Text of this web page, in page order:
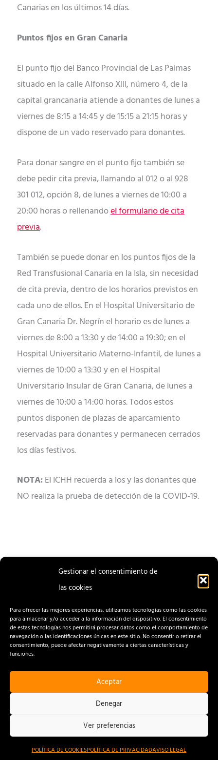
Gestionar el consentimiento de
las cookies
Para ofrecer las mejores experiencias, utilizamos tecnologías como las cookies
para almacenar y/o acceder a la información del dispositivo. El consentimiento
de estas tecnologías nos permitirá procesar datos como el comportamiento de
navegación o las identificaciones únicas en este sitio. No consentir o retirar el
consentimiento, puede afectar negativamente a ciertas características y
funciones.
Aceptar
Denegar
Ver preferencias
POLÍTICA DE COOKIESPOLÍTICA DE PRIVACIDADAVISO LEGAL
Canarias en los últimos 14 días.
Puntos fijos en Gran Canaria
El punto fijo del Banco Provincial de Las Palmas
situado en la calle Alfonso XIII, número 4, de la
capital grancanaria atiende a donantes de lunes a
viernes de 8:15 a 14:45 y de 15:15 a 21:15 horas y
dispone de un vado reservado para donantes.
Para donar sangre en el punto fijo también se
debe pedir cita previa, llamando al 012 o al 928
301 012, opción 8, de lunes a viernes de 10:00 a
20:00 horas o rellenandoel formulario de cita
previa.
También se puede donar en los puntos fijos de la
Red Transfusional Canaria en la Isla, sin necesidad
de cita previa, dentro de los horarios previstos en
cada uno de ellos. En el Hospital Universitario de
Gran Canaria Dr. Negrín el horario es de lunes a
viernes de 8:00 a 13:30 y de 14:00 a 19:30; en el
Hospital Universitario Materno-Infantil, de lunes a
viernes de 10:00 a 13:30 y en el Hospital
Universitario Insular de Gran Canaria, de lunes a
viernes de 10:00 a 14:00 horas. Todos estos
puntos disponen de plazas de aparcamiento
reservadas para donantes y permanecen cerrados
los días festivos.
NOTA: El ICHH recuerda a los y las donantes que
NO realiza la prueba de detección de la COVID-19.
ENTRADA
CONTACTO
AVISO LEGAL
POLÍTICA DE COOKIES